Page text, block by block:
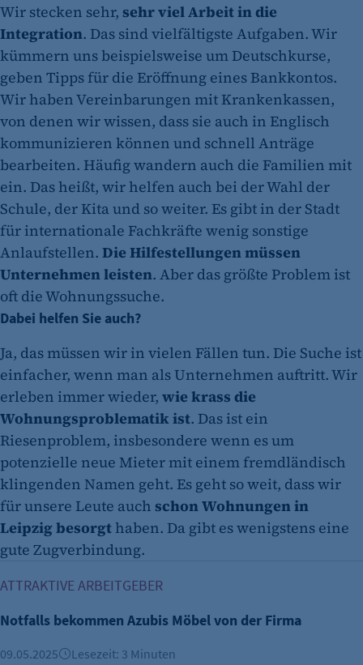
Wir stecken sehr, sehr viel Arbeit in die
Integration. Das sind vielfältigste Aufgaben. Wir
kümmern uns beispielsweise um Deutschkurse,
geben Tipps für die Eröffnung eines Bankkontos.
Wir haben Vereinbarungen mit Krankenkassen,
von denen wir wissen, dass sie auch in Englisch
kommunizieren können und schnell Anträge
bearbeiten. Häufig wandern auch die Familien mit
ein. Das heißt, wir helfen auch bei der Wahl der
Schule, der Kita und so weiter. Es gibt in der Stadt
für internationale Fachkräfte wenig sonstige
Anlaufstellen. Die Hilfestellungen müssen
Unternehmen leisten. Aber das größte Problem ist
oft die Wohnungssuche.
Dabei helfen Sie auch?
Ja, das müssen wir in vielen Fällen tun. Die Suche ist
einfacher, wenn man als Unternehmen auftritt. Wir
erleben immer wieder, wie krass die
Wohnungsproblematik ist. Das ist ein
Riesenproblem, insbesondere wenn es um
potenzielle neue Mieter mit einem fremdländisch
klingenden Namen geht. Es geht so weit, dass wir
für unsere Leute auch schon Wohnungen in
Leipzig besorgt haben. Da gibt es wenigstens eine
gute Zugverbindung.
ATTRAKTIVE ARBEITGEBER
Notfalls bekommen Azubis Möbel von der Firma
09.05.2025 Lesezeit: 3 Minuten